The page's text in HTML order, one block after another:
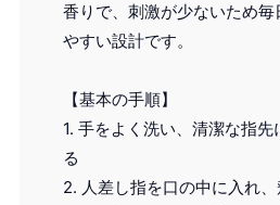
香りで、刺激が少ないため
やすい設計です。
【基本の手順】
1. 手をよく洗い、清潔な指先
る
2. 人差し指を口の中に入れ